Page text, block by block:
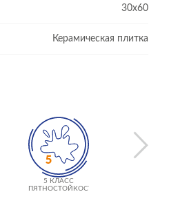
30x60
Керамическая плитка
5 КЛАСС
ПЯТНОСТОЙКОСТИ